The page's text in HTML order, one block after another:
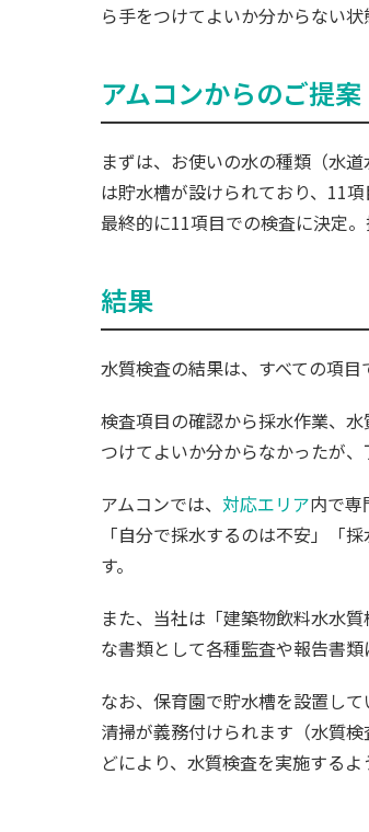
ら手をつけてよいか分からない状
アムコンからのご提
まずは、お使いの水の種類（水
は貯水槽が設けられており、11
最終的に11項目での検査に決定
結果
水質検査の結果は、すべての項目
検査項目の確認から採水作業、
つけてよいか分からなかったが
アムコンでは、 対応エリア内で専
「自分で採水するのは不安」「
す。
また、当社は「建築物飲料水水
な書類として各種監査や報告書類
なお、保育園で貯水槽を設置し
清掃が義務付けられます（水質
どにより、水質検査を実施する